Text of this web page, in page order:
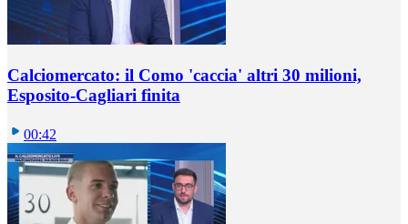
Calciomercato: il Como 'caccia' altri 30 milioni,
Esposito-Cagliari finita
00:42